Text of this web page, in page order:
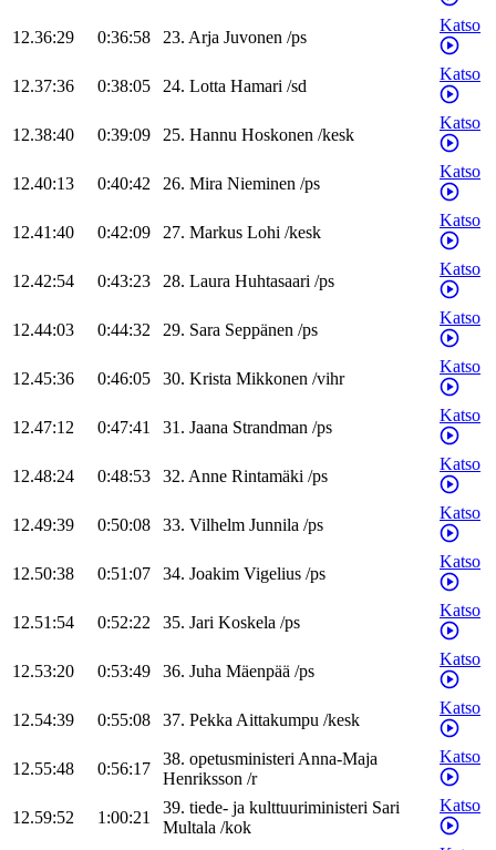
12.36:29 0:36:58 23. Arja Juvonen /ps
Katso
12.37:36 0:38:05 24. Lotta Hamari /sd
Katso
12.38:40 0:39:09 25. Hannu Hoskonen /kesk
Katso
12.40:13 0:40:42 26. Mira Nieminen /ps
Katso
12.41:40 0:42:09 27. Markus Lohi /kesk
Katso
12.42:54 0:43:23 28. Laura Huhtasaari /ps
Katso
12.44:03 0:44:32 29. Sara Seppänen /ps
Katso
12.45:36 0:46:05 30. Krista Mikkonen /vihr
Katso
12.47:12 0:47:41 31. Jaana Strandman /ps
Katso
12.48:24 0:48:53 32. Anne Rintamäki /ps
Katso
12.49:39 0:50:08 33. Vilhelm Junnila /ps
Katso
12.50:38 0:51:07 34. Joakim Vigelius /ps
Katso
12.51:54 0:52:22 35. Jari Koskela /ps
Katso
12.53:20 0:53:49 36. Juha Mäenpää /ps
Katso
12.54:39 0:55:08 37. PekkaAittakumpu /kesk
Katso
12.55:48 0:56:17
38. opetusministeriAnna-Maja
Henriksson /r
Katso
12.59:52 1:00:21
39. tiede- ja kulttuuriministeri Sari
Multala /kok
Katso